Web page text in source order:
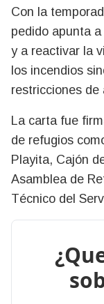
Con la
pedido apunta
y a reactivar la
los incendios
restricciones de
La carta fue
de refugios
Playita, Cajón
Asamblea de
Técnico del